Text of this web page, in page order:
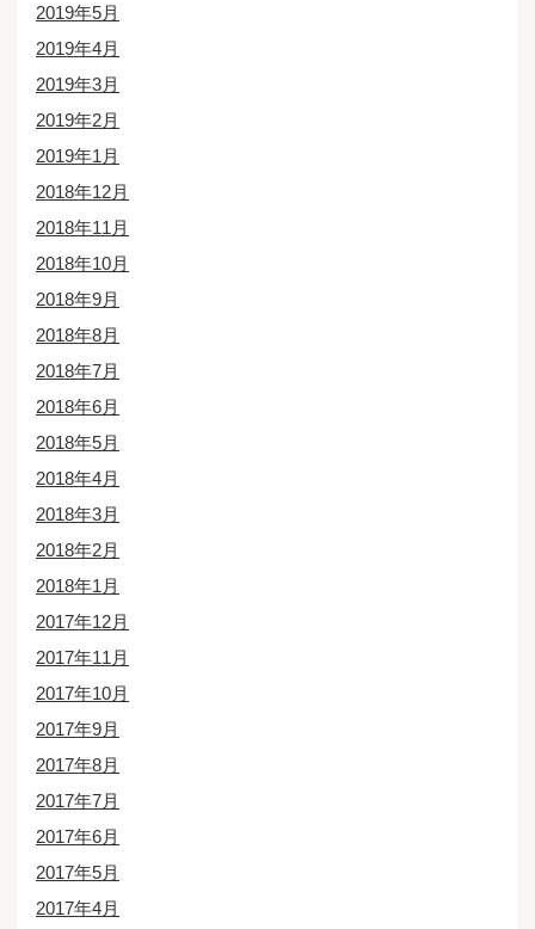
2019年5月
2019年4月
2019年3月
2019年2月
2019年1月
2018年12月
2018年11月
2018年10月
2018年9月
2018年8月
2018年7月
2018年6月
2018年5月
2018年4月
2018年3月
2018年2月
2018年1月
2017年12月
2017年11月
2017年10月
2017年9月
2017年8月
2017年7月
2017年6月
2017年5月
2017年4月